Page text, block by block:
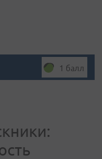
1 балл